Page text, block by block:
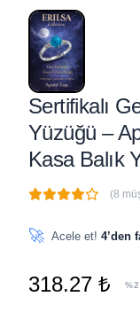
Sertifikalı
Yüzüğü –
Kasa Balık
(8
🚀 Acele et! 4’den
318.27 ₺